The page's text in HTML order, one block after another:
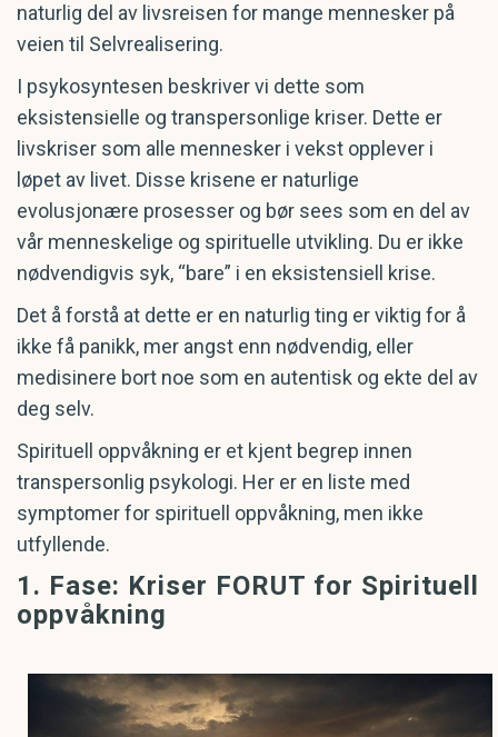
naturlig del av livsreisen for mange mennesker på
veien til Selvrealisering.
I psykosyntesen beskriver vi dette som
eksistensielle og transpersonlige kriser. Dette er
livskriser som alle mennesker i vekst opplever i
løpet av livet. Disse krisene er naturlige
evolusjonære prosesser og bør sees som en del av
vår menneskelige og spirituelle utvikling. Du er ikke
nødvendigvis syk, “bare” i en eksistensiell krise.
Det å forstå at dette er en naturlig ting er viktig for å
ikke få panikk, mer angst enn nødvendig, eller
medisinere bort noe som en autentisk og ekte del av
deg selv.
Spirituell oppvåkning er et kjent begrep innen
transpersonlig psykologi. Her er en liste med
symptomer for spirituell oppvåkning, men ikke
utfyllende.
1. Fase: Kriser FORUT for Spirituell
oppvåkning